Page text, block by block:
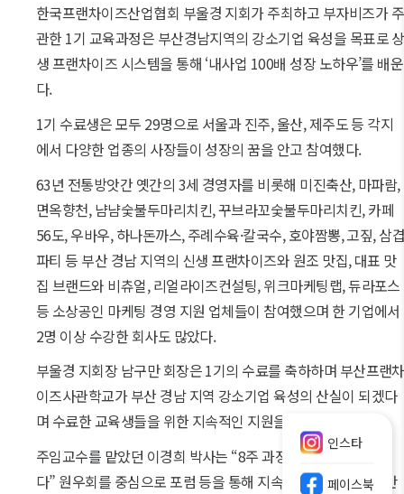
한국프랜차이즈산업협회 부울경 지회가 주최하고 부자비즈가 주
관한 1기 교육과정은 부산경남지역의 강소기업 육성을 목표로 상
생 프랜차이즈 시스템을 통해 ‘내사업 100배 성장 노하우’를 배운
다.
1기 수료생은 모두 29명으로 서울과 진주, 울산, 제주도 등 각지
에서 다양한 업종의 사장들이 성장의 꿈을 안고 참여했다.
63년 전통방앗간 옛간의 3세 경영자를 비롯해 미진축산, 마파람,
면옥향천, 냠냠숯불두마리치킨, 꾸브라꼬숯불두마리치킨, 카페
56도, 우바우, 하나돈까스, 주례수육·칼국수, 호야짬뽕, 고짚, 삼
파티 등 부산 경남 지역의 신생 프랜차이즈와 원조 맛집, 대표 맛
집 브랜드와 비츄얼, 리얼라이즈컨설팅, 위크마케팅랩, 듀라포스
등 소상공인 마케팅 경영 지원 업체들이 참여했으며 한 기업에서
2명 이상 수강한 회사도 많았다.
부울경 지회장 남구만 회장은 1기의 수료를 축하하며 부산프랜차
이즈사관학교가 부산 경남 지역 강소기업 육성의 산실이 되겠다
며 수료한 교육생들을 위한 지속적인 지원을 약속했다.
주임교수를 맡았던 이경희 박사는 “8주 과정이 금방 지나갔
다” 원우회를 중심으로 포럼 등을 통해 지속적인 코칭을 통해 반
인스타
페이스북